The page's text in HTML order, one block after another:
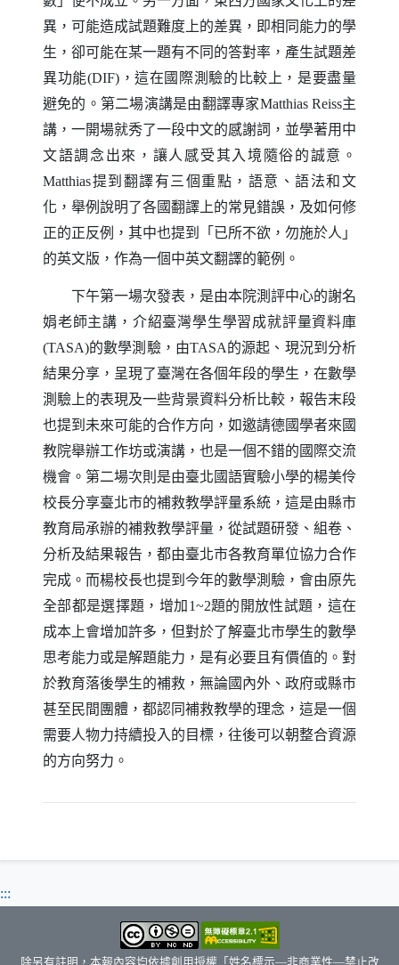
異，可能造成試題難度上的差異，即相同能力的學
生，卻可能在某一題有不同的答對率，產生試題差
異功能(DIF)，這在國際測驗的比較上，是要盡量
避免的。第二場演講是由翻譯專家Matthias Reiss主
講，一開場就秀了一段中文的感謝詞，並學著用中
文語調念出來，讓人感受其入境隨俗的誠意。
Matthias提到翻譯有三個重點，語意、語法和文
化，舉例說明了各國翻譯上的常見錯誤，及如何修
正的正反例，其中也提到「已所不欲，勿施於人」
的英文版，作為一個中英文翻譯的範例。
下午第一場次發表，是由本院測評中心的謝名
娟老師主講，介紹臺灣學生學習成就評量資料庫
(TASA)的數學測驗，由TASA的源起、現況到分析
結果分享，呈現了臺灣在各個年段的學生，在數學
測驗上的表現及一些背景資料分析比較，報告末段
也提到未來可能的合作方向，如邀請德國學者來國
教院舉辦工作坊或演講，也是一個不錯的國際交流
機會。第二場次則是由臺北國語實驗小學的楊美伶
校長分享臺北市的補救教學評量系統，這是由縣市
教育局承辦的補救教學評量，從試題研發、組卷、
分析及結果報告，都由臺北市各教育單位協力合作
完成。而楊校長也提到今年的數學測驗，會由原先
全部都是選擇題，增加1~2題的開放性試題，這在
成本上會增加許多，但對於了解臺北市學生的數學
思考能力或是解題能力，是有必要且有價值的。對
於教育落後學生的補救，無論國內外、政府或縣市
甚至民間團體，都認同補救教學的理念，這是一個
需要人物力持續投入的目標，往後可以朝整合資源
的方向努力。
:::
除另有註明，本報內容均依據創用授權「姓名標示—非商業性—禁止改